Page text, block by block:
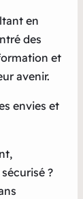
en
des
et
avenir.
envies et
?